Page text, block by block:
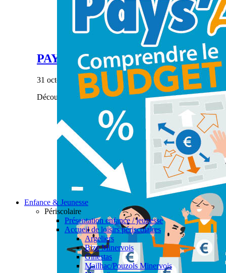
PAYS’ÂGES #28
Actualités Aide à domicile,CIAS Enfance &
PAYS’ÂGES #28
31 octobre 2023|
Découvrez notre dernier numéro de Pays'âges.
Enfance & Jeunesse
Périscolaire
Présentation enfance / jeunesse
Accueil de loisirs périscolaires
Argeliers
Bize Minervois
Ginestas
Mailhac/Pouzols Minervois